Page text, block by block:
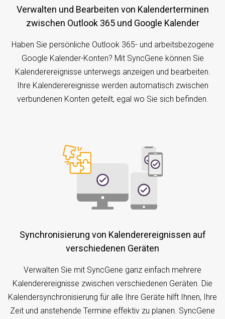
Verwalten und Bearbeiten von Kalenderterminen
zwischen Outlook 365 und Google Kalender
Haben Sie persönliche Outlook 365- und arbeitsbezogene
Google Kalender-Konten? Mit SyncGene können Sie
Kalenderereignisse unterwegs anzeigen und bearbeiten.
Ihre Kalenderereignisse werden automatisch zwischen
verbundenen Konten geteilt, egal wo Sie sich befinden.
Synchronisierung von Kalenderereignissen auf
verschiedenen Geräten
Verwalten Sie mit SyncGene ganz einfach mehrere
Kalenderereignisse zwischen verschiedenen Geräten. Die
Kalendersynchronisierung für alle Ihre Geräte hilft Ihnen, Ihre
Zeit und anstehende Termine effektiv zu planen. SyncGene